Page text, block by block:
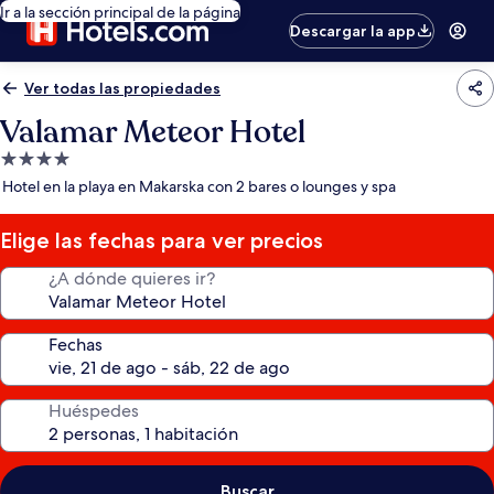
Ir a la sección principal de la página
Descargar la app
Ver todas las propiedades
Valamar Meteor Hotel
Propiedad
de
estrellas
Hotel en la playa en Makarska con 2 bares o lounges y spa
Elige las fechas para ver precios
¿A dónde quieres ir?
Fechas
Huéspedes